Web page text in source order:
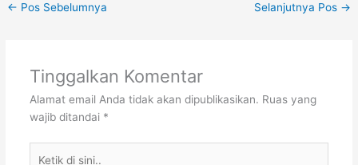
← Pos Sebelumnya Selanjutnya Pos →
Tinggalkan Komentar
Alamat email Anda tidak akan dipublikasikan. Ruas yang
wajib ditandai *